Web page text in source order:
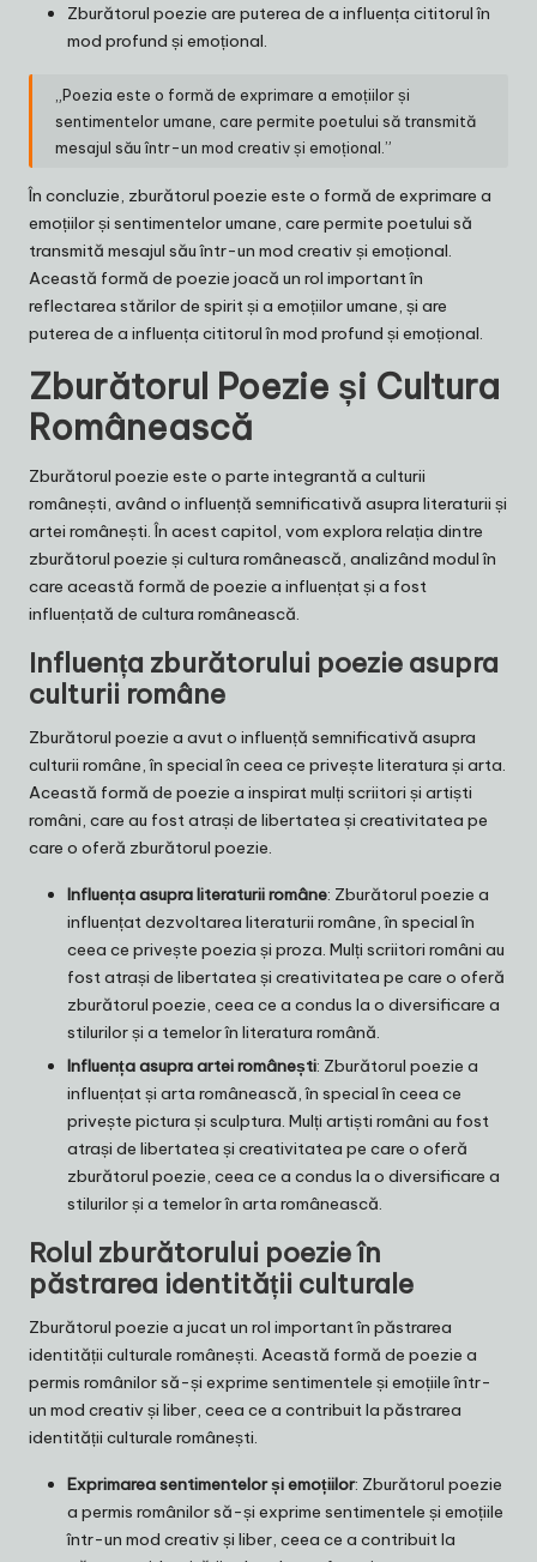
Zburătorul poezie are puterea de a influența cititorul în
mod profund și emoțional.
„Poezia este o formă de exprimare a emoțiilor și
sentimentelor umane, care permite poetului să transmită
mesajul său într-un mod creativ și emoțional.”
În concluzie, zburătorul poezie este o formă de exprimare a
emoțiilor și sentimentelor umane, care permite poetului să
transmită mesajul său într-un mod creativ și emoțional.
Această formă de poezie joacă un rol important în
reflectarea stărilor de spirit și a emoțiilor umane, și are
puterea de a influența cititorul în mod profund și emoțional.
Zburătorul Poezie și Cultura
Românească
Zburătorul poezie este o parte integrantă a culturii
românești, având o influență semnificativă asupra literaturii și
artei românești. În acest capitol, vom explora relația dintre
zburătorul poezie și cultura românească, analizând modul în
care această formă de poezie a influențat și a fost
influențată de cultura românească.
Influența zburătorului poezie asupra
culturii române
Zburătorul poezie a avut o influență semnificativă asupra
culturii române, în special în ceea ce privește literatura și arta.
Această formă de poezie a inspirat mulți scriitori și artiști
români, care au fost atrași de libertatea și creativitatea pe
care o oferă zburătorul poezie.
Influența asupra literaturii române: Zburătorul poezie a
influențat dezvoltarea literaturii române, în special în
ceea ce privește poezia și proza. Mulți scriitori români au
fost atrași de libertatea și creativitatea pe care o oferă
zburătorul poezie, ceea ce a condus la o diversificare a
stilurilor și a temelor în literatura română.
Influența asupra artei românești: Zburătorul poezie a
influențat și arta românească, în special în ceea ce
privește pictura și sculptura. Mulți artiști români au fost
atrași de libertatea și creativitatea pe care o oferă
zburătorul poezie, ceea ce a condus la o diversificare a
stilurilor și a temelor în arta românească.
Rolul zburătorului poezie în
păstrarea identității culturale
Zburătorul poezie a jucat un rol important în păstrarea
identității culturale românești. Această formă de poezie a
permis românilor să-și exprime sentimentele și emoțiile într-
un mod creativ și liber, ceea ce a contribuit la păstrarea
identității culturale românești.
Exprimarea sentimentelor și emoțiilor: Zburătorul poezie
a permis românilor să-și exprime sentimentele și emoțiile
într-un mod creativ și liber, ceea ce a contribuit la